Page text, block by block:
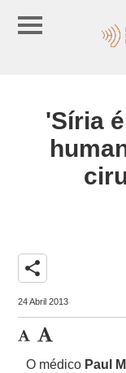
'Síria
share
24 Abril 2013
O médico Paul